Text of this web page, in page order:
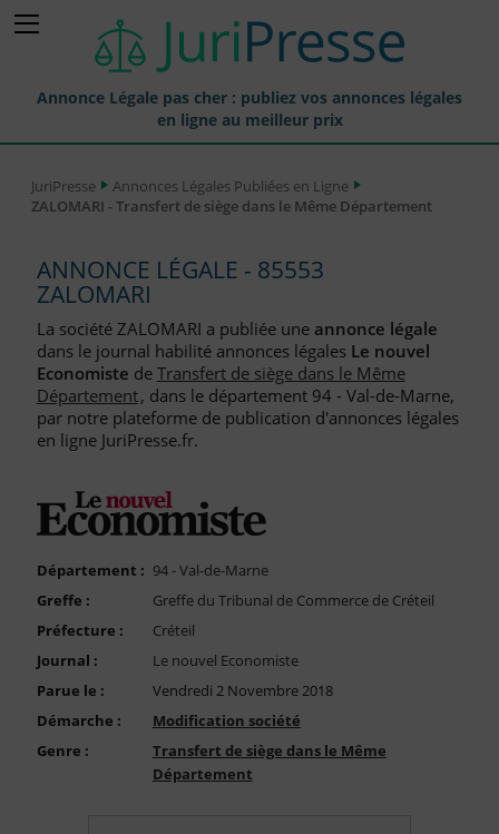
Annonce Légale pas cher : publiez vos annonces légales
en ligne au meilleur prix
Annonces Légales Publiées
Journaux Habilités (JAL) Annonces Légales
Départements pour la Publication d'Annonces Légales
Liste des Greffes
Liste des CCI
FAQ
Compte PRO
JuriPresse
Annonces Légales Publiées en Ligne
ZALOMARI - Transfert de siège dans le Même Département
ANNONCE LÉGALE - 85553
ZALOMARI
La société ZALOMARI a publiée une annonce légale
dans le journal habilité annonces légales Le nouvel
Economiste deTransfert de siège dans le Même
Département, dans le département 94 - Val-de-Marne,
par notre plateforme de publication d'annonces légales
en ligne JuriPresse.fr.
Département : 94 - Val-de-Marne
Greffe :
Greffe du Tribunal de Commerce de Créteil
Préfecture :
Créteil
Journal :
Le nouvel Economiste
Parue le :
Vendredi 2 Novembre 2018
Démarche :
Modification société
Genre :
Transfert de siège dans le Même
Département